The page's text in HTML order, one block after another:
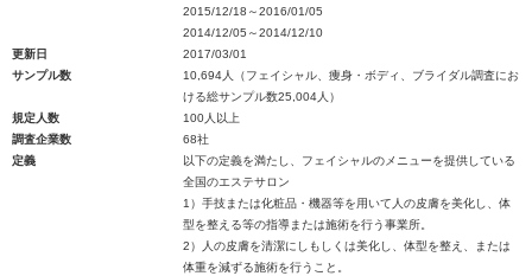
2015/12/18～2016/01/05
2014/12/05～2014/12/10
更新日
2017/03/01
サンプル数
10,694人（フェイシャル、痩身・ボディ、ブライダル調査にお
ける総サンプル数25,004人）
規定人数
100人以上
調査企業数
68社
定義
以下の定義を満たし、フェイシャルのメニューを提供している
全国のエステサロン
1）手技または化粧品・機器等を用いて人の皮膚を美化し、体
型を整える等の指導または施術を行う事業所。
2）人の皮膚を清潔にしもしくは美化し、体型を整え、または
体重を減ずる施術を行うこと。